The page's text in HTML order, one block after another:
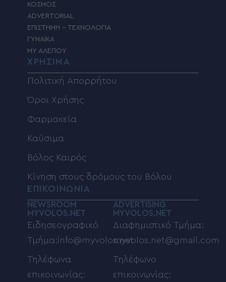
ΚΟΣΜΟΣ
ADVERTORIAL
ΕΠΙΣΤΗΜΗ – ΤΕΧΝΟΛΟΓΙΑ
ΓΥΝΑΙΚΑ
MY ΑΛΕΠΟΥ
ΧΡΗΣΙΜΑ
Πολιτική Απορρήτου
Όροι Χρήσης
Φαρμακεία
Καύσιμα
Βόλος Καιρός
Κίνηση στους δρόμους του Βόλου
ΕΠΙΚΟΙΝΩΝΙΑ
NEWSROOM
MYVOLOS.NET
Ειδησεογραφικό
Τμήμα:info@myvolos.net
Τηλέφωνα
επικοινωνίας:
ADVERTISING
MYVOLOS.NET
Διαφημιστικό Τμήμα:
myvolos.net@gmail.com
Τηλέφωνο
επικοινωνίας: